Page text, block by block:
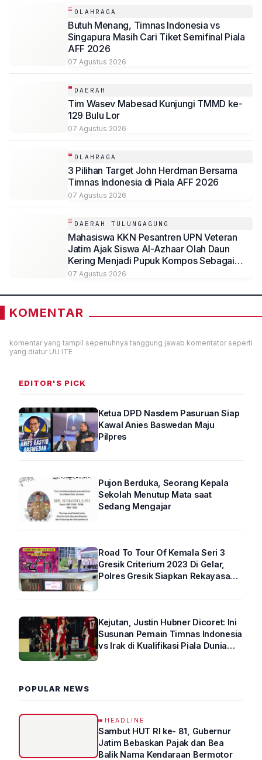
OLAHRAGA
Butuh Menang, Timnas Indonesia vs
Singapura Masih Cari Tiket Semifinal Piala
AFF 2026
07 Agustus 2026
DAERAH
Tim Wasev Mabesad Kunjungi TMMD ke-
129 Bulu Lor
07 Agustus 2026
OLAHRAGA
3 Pilihan Target John Herdman Bersama
Timnas Indonesia di Piala AFF 2026
07 Agustus 2026
DAERAH TULUNGAGUNG
Mahasiswa KKN Pesantren UPN Veteran
Jatim Ajak Siswa Al-Azhaar Olah Daun
Kering Menjadi Pupuk Kompos Sebagai
Solusi Ramah Lingkungan
07 Agustus 2026
KOMENTAR
komentar yang tampil sepenuhnya tanggung jawab komentator seperti
yang diatur UU ITE
EDITOR'S PICK
Ketua DPD Nasdem Pasuruan Siap
Kawal Anies Baswedan Maju
Pilpres
Pujon Berduka, Seorang Kepala
Sekolah Menutup Mata saat
Sedang Mengajar
Road To Tour Of Kemala Seri 3
Gresik Criterium 2023 Di Gelar,
Polres Gresik Siapkan Rekayasa
Kejutan, Justin Hubner Dicoret: Ini
Susunan Pemain Timnas Indonesia
vs Irak di Kualifikasi Piala Dunia
POPULAR NEWS
HEADLINE
Sambut HUT RI ke- 81, Gubernur
Jatim Bebaskan Pajak dan Bea
Balik Nama Kendaraan Bermotor